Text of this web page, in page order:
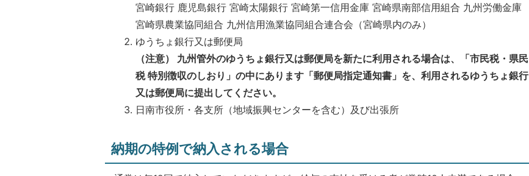
宮崎銀行 鹿児島銀行 宮崎太陽銀行 宮崎第一信用金庫 宮崎県南部信用組合 九州労働金庫
宮崎県農業協同組合 九州信用漁業協同組合連合会（宮崎県内のみ）
ゆうちょ銀行又は郵便局
（注意） 九州管外のゆうちょ銀行又は郵便局を新たに利用される場合は、「市民税・県民
税 特別徴収のしおり」の中にあります「郵便局指定通知書」を、利用されるゆうちょ銀行
又は郵便局に提出してください。
日南市役所・各支所（地域振興センターを含む）及び出張所
納期の特例で納入される場合